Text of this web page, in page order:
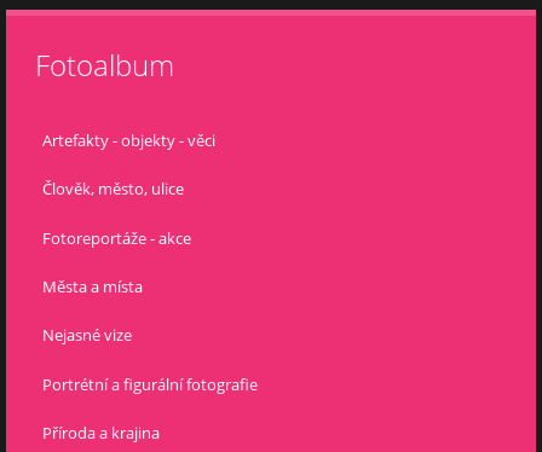
Fotoalbum
Artefakty - objekty - věci
Člověk, město, ulice
Fotoreportáže - akce
Města a místa
Nejasné vize
Portrétní a figurální fotografie
Příroda a krajina